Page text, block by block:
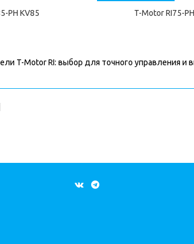
PH KV85 T-Motor RI75-
T-Motor RI: выбор для точного управления и